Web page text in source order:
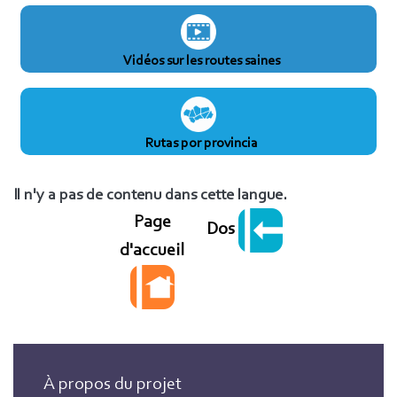
Vidéos sur les routes saines
Rutas por provincia
Il n'y a pas de contenu dans cette langue.
Page
d'accueil
Dos
À propos du projet